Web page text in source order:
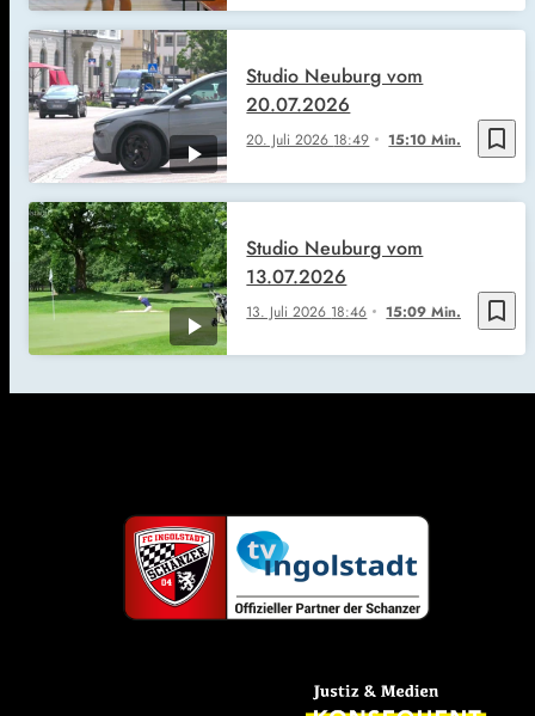
bookmark_border
20. Juli 2026 18:49 15:10 Min.
Studio Neuburg vom
20.07.2026
bookmark_border
13. Juli 2026 18:46 15:09 Min.
Studio Neuburg vom
13.07.2026